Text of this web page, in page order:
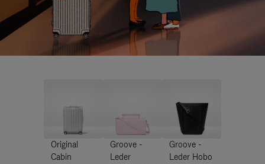
Original
Cabin
Groove -
Leder
Groove -
Leder Hobo